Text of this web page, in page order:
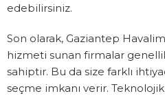
edebilirsiniz.
Son olarak, Gaziantep
hizmeti sunan firmalar
sahiptir. Bu da size farklı
seçme imkanı verir.